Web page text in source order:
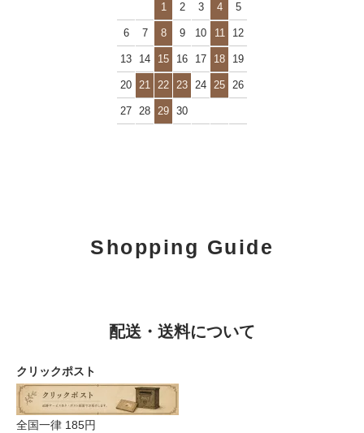
1 2 3 4 5
6 7 8 9 10 11 12
13 14 15 16 17 18 19
20 21 22 23 24 25 26
27 28 29 30
Shopping Guide
配送・送料について
クリックポスト
全国一律 185円